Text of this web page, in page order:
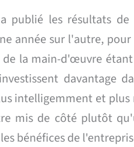
publié les résultats de
année sur l'autre,
la main-d'œuvre
davantage
intelligemment et plus
mis de côté plutôt
bénéfices de